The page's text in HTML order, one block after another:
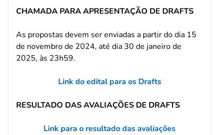
CHAMADA PARA APRESENTAÇÃO DE DRAFTS
As propostas devem ser enviadas a partir do dia 15
de novembro de 2024, até dia 30 de janeiro de
2025, às 23h59.
Link do edital para os Drafts
RESULTADO DAS AVALIAÇÕES DE DRAFTS
Link para o resultado das avaliações